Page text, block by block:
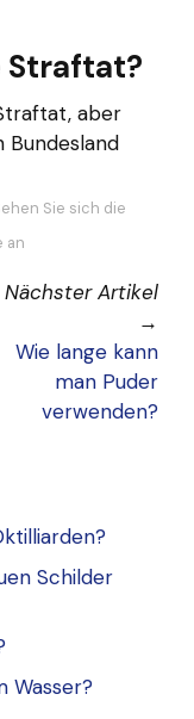
Straftat?
aber
Bundesland
Sie sich die
an
Nächster Artikel
→
Wie lange kann
man Puder
verwenden?
Schilder
Wasser?